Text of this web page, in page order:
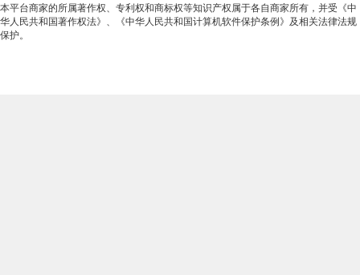
本平台商家的所属著作权、专利权和商标权等知识产权属于各自商家所有，并受《中
华人民共和国著作权法》、《中华人民共和国计算机软件保护条例》及相关法律法规
保护。